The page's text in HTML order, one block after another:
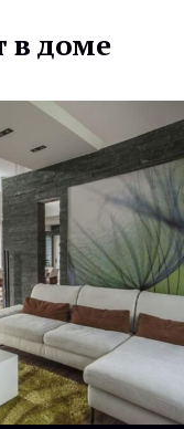
в доме